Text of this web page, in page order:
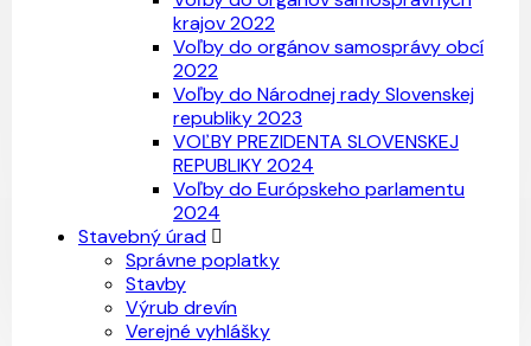
krajov 2022
Voľby do orgánov samosprávy obcí
2022
Voľby do Národnej rady Slovenskej
republiky 2023
VOĽBY PREZIDENTA SLOVENSKEJ
REPUBLIKY 2024
Voľby do Európskeho parlamentu
2024
Stavebný úrad
Správne poplatky
Stavby
Výrub drevín
Verejné vyhlášky